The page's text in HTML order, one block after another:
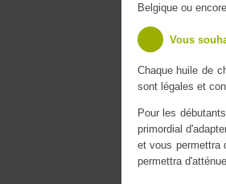
Belgique ou
Vous
Chaque huile de
sont légales et
Pour les
primordial
et vous permettra
permettra